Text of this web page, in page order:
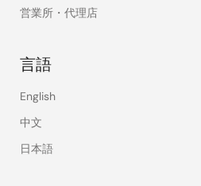
営業所・代理店
言語
English
中文
日本語